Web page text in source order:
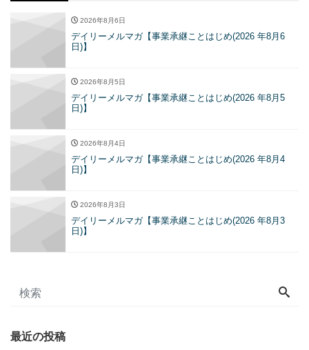
2026年8月6日
デイリーメルマガ【事業承継ことはじめ(2026 年8月6
日)】
2026年8月5日
デイリーメルマガ【事業承継ことはじめ(2026 年8月5
日)】
2026年8月4日
デイリーメルマガ【事業承継ことはじめ(2026 年8月4
日)】
2026年8月3日
デイリーメルマガ【事業承継ことはじめ(2026 年8月3
日)】
最近の投稿